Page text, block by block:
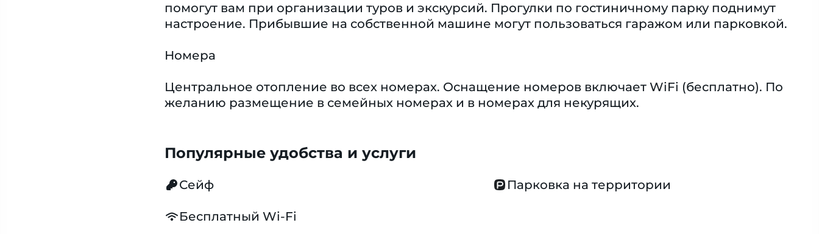
помогут вам при организации туров и экскурсий. Прогулки по гостиничному парку поднимут
настроение. Прибывшие на собственной машине могут пользоваться гаражом или парковкой.
Номера
Центральное отопление во всех номерах. Оснащение номеров включает WiFi (бесплатно). По
желанию размещение в семейных номерах и в номерах для некурящих.
Популярные удобства и услуги
Сейф Парковка на территории
Бесплатный Wi-Fi